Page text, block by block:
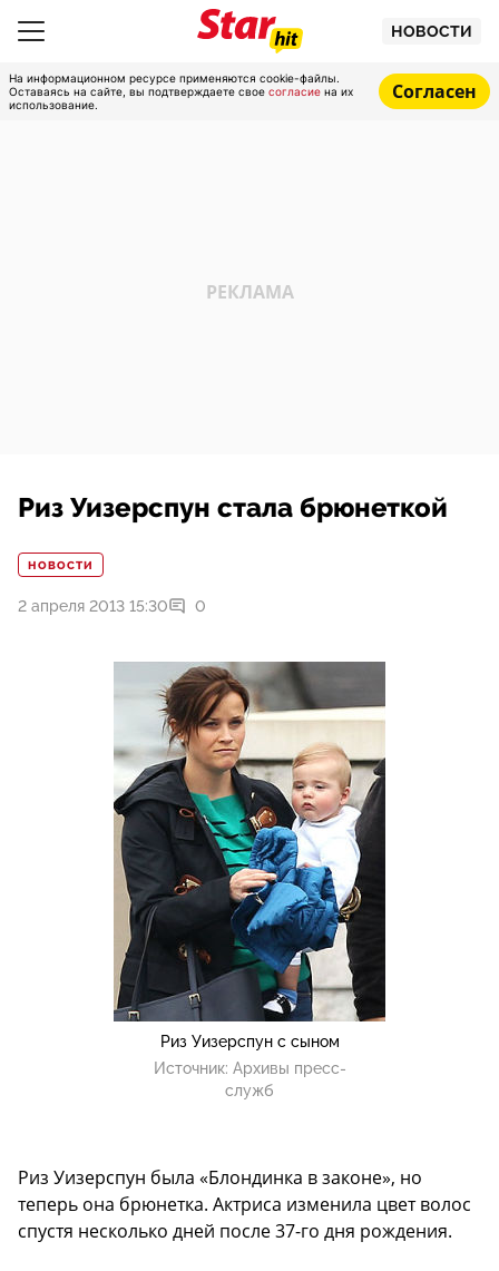
НОВОСТИ
На информационном ресурсе применяются cookie-файлы.
Оставаясь на сайте, вы подтверждаете свое согласие на их
использование.
Согласен
Риз Уизерспун стала брюнеткой
НОВОСТИ
2 апреля 2013 15:30 0
Риз Уизерспун с сыном
Источник: Архивы пресс-
служб
Риз Уизерспун была «Блондинка в законе», но
теперь она брюнетка. Актриса изменила цвет волос
спустя несколько дней после 37-го дня рождения.